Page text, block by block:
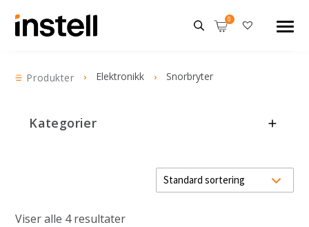
Produkter Elektronikk Snorbryter
Kategorier
Viser alle 4 resultater